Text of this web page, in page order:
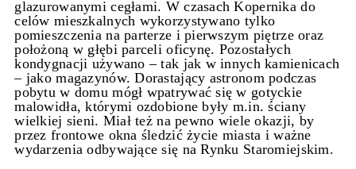
glazurowanymi cegłami. W czasach Kopernika do
celów mieszkalnych wykorzystywano tylko
pomieszczenia na parterze i pierwszym piętrze oraz
położoną w głębi parceli oficynę. Pozostałych
kondygnacji używano – tak jak w innych kamienicach
– jako magazynów. Dorastający astronom podczas
pobytu w domu mógł wpatrywać się w gotyckie
malowidła, którymi ozdobione były m.in. ściany
wielkiej sieni. Miał też na pewno wiele okazji, by
przez frontowe okna śledzić życie miasta i ważne
wydarzenia odbywające się na Rynku Staromiejskim.